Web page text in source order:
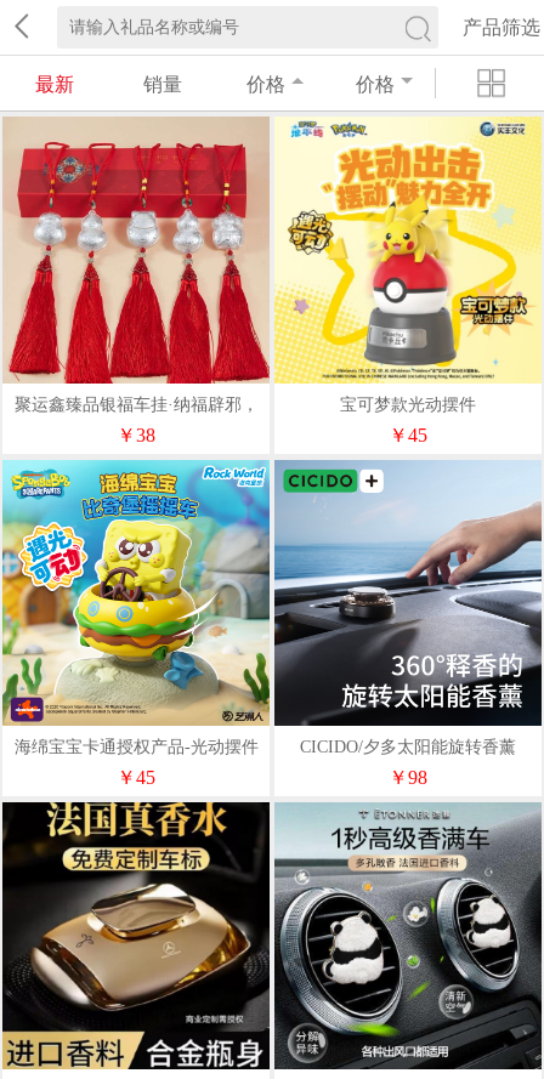
产品筛选
最新 销量 价格 价格
聚运鑫臻品银福车挂·纳福辟邪，
一路平安
￥38
宝可梦款光动摆件
￥45
海绵宝宝卡通授权产品-光动摆件
系列
￥45
CICIDO/夕多太阳能旋转香薰
￥98